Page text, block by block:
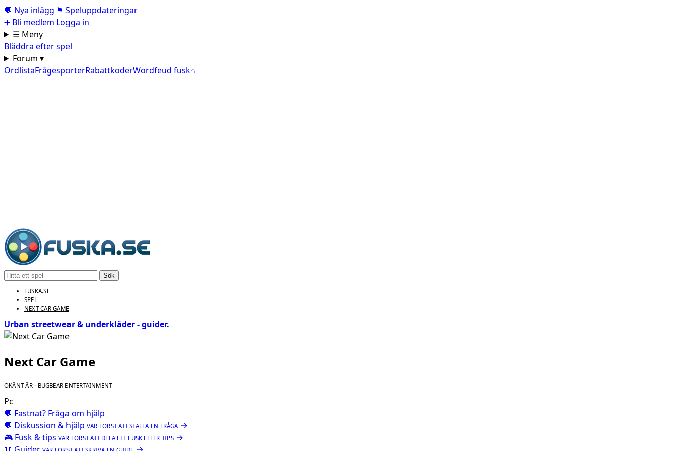
💬 Nya inlägg ⚑ Speluppdateringar
➕ Bli medlem Logga in
☰ Meny
Bläddra efter spel
Forum ▾
OrdlistaFrågesporterRabattkoderWordfeud fusk⌂
Sök
FUSKA.SE
SPEL
NEXT CAR GAME
Urban streetwear & underkläder - guider.
Next Car Game
OKÄNT ÅR · BUGBEAR ENTERTAINMENT
Pc
💬 Fastnat? Fråga om hjälp
💬 Diskussion & hjälp VAR FÖRST ATT STÄLLA EN FRÅGA →
🎮 Fusk & tips VAR FÖRST ATT DELA ETT FUSK ELLER TIPS →